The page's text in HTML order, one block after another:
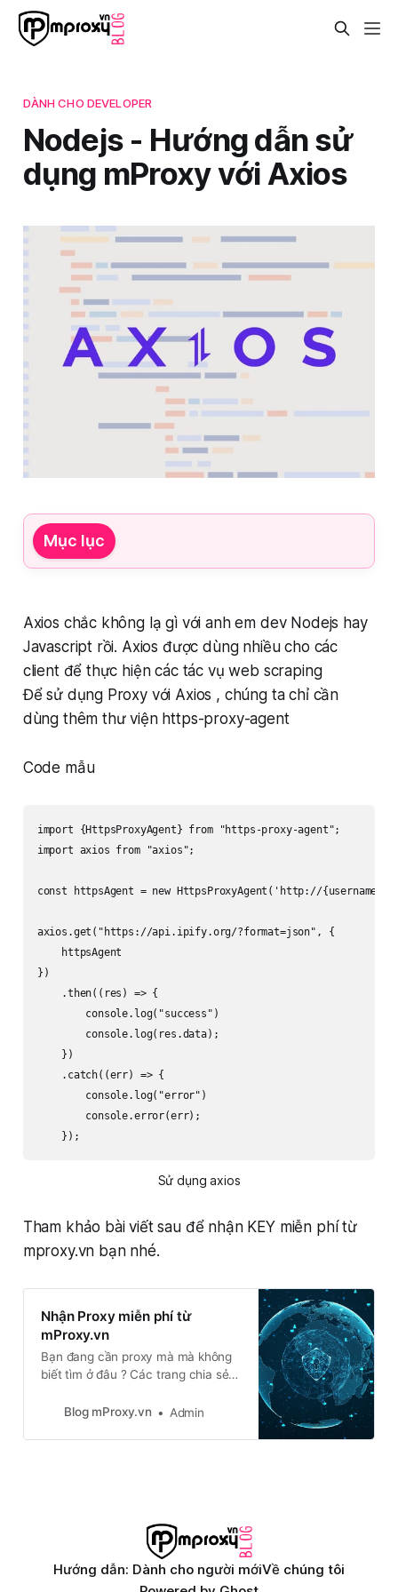
DÀNH CHO DEVELOPER
Nodejs - Hướng dẫn sử
dụng mProxy với Axios
Mục lục
Axios chắc không lạ gì với anh em dev Nodejs hay
Javascript rồi. Axios được dùng nhiều cho các
client để thực hiện các tác vụ web scraping
Để sử dụng Proxy với Axios , chúng ta chỉ cần
dùng thêm thư viện https-proxy-agent
Code mẫu
import {HttpsProxyAgent} from "https-proxy-agent";
import axios from "axios";
const httpsAgent = new HttpsProxyAgent('http://
axios.get("https://api.ipify.org/?format=json", {
    httpsAgent
})
    .then((res) => {
        console.log("success")
        console.log(res.data);
    })
    .catch((err) => {
        console.log("error")
        console.error(err);
Sử dụng axios
Tham khảo bài viết sau để nhận KEY miễn phí từ
mproxy.vn bạn nhé.
Nhận Proxy miễn phí từ
mProxy.vn
Bạn đang cần proxy mà mà không
biết tìm ở đâu ? Các trang chia sẻ
nối chập chờn, không ổn định ? Hãy
Blog mProxy.vn Admin
Hướng dẫn: Dành cho người mớiVề chúng tôi